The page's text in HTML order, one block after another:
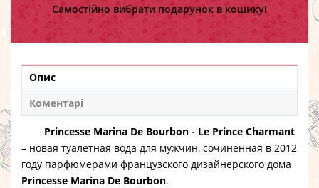
Самостійно вибрати подарунок в кошику!
Опис
Коментарі
Princesse Marina De Bourbon - Le Prince Charmant
– новая туалетная вода для мужчин, сочиненная в 2012
году парфюмерами французского дизайнерского дома
Princesse Marina De Bourbon.